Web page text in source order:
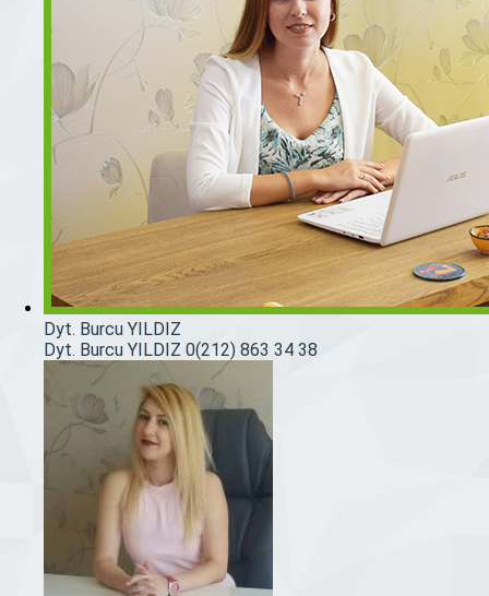
Dyt. Burcu YILDIZ
Dyt. Burcu YILDIZ 0(212) 863 34 38